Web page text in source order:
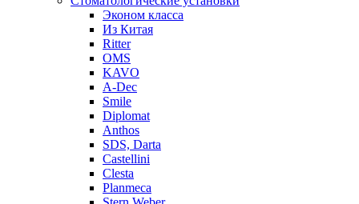
Эконом класса
Из Китая
Ritter
OMS
KAVO
A-Dec
Smile
Diplomat
Anthos
SDS, Darta
Castellini
Clesta
Planmeca